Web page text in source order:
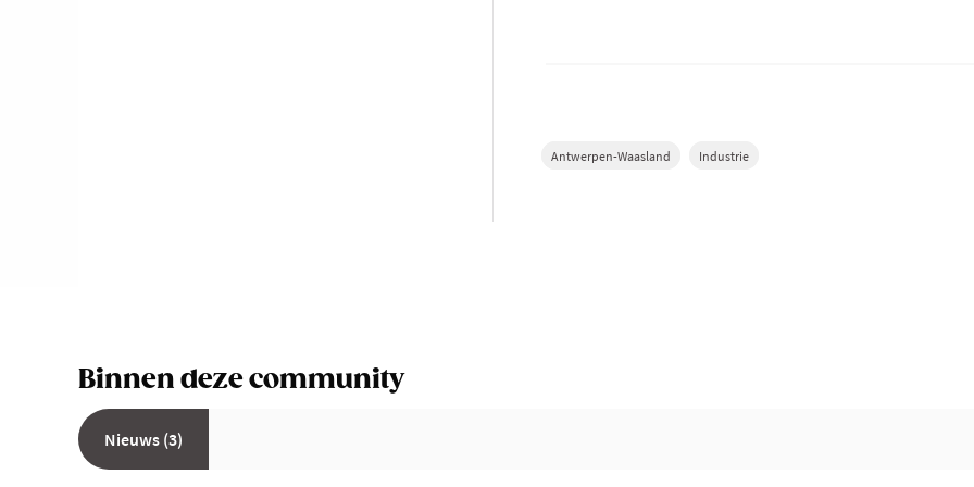
Antwerpen-Waasland Industrie
Binnen deze community
Nieuws (3)